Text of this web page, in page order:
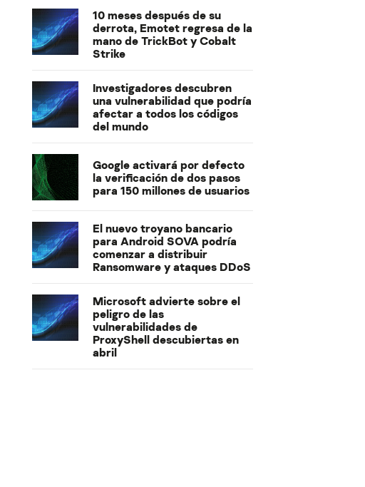
10 meses después de su
derrota, Emotet regresa de la
mano de TrickBot y Cobalt
Strike
Investigadores descubren
una vulnerabilidad que podría
afectar a todos los códigos
del mundo
Google activará por defecto
la verificación de dos pasos
para 150 millones de usuarios
El nuevo troyano bancario
para Android SOVA podría
comenzar a distribuir
Ransomware y ataques DDoS
Microsoft advierte sobre el
peligro de las
vulnerabilidades de
ProxyShell descubiertas en
abril